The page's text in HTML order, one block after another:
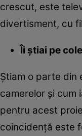
crescut, este
divertisment, cu
Îi știai pe
Știam o parte din
camerelor și cum
pentru acest
coincidență este